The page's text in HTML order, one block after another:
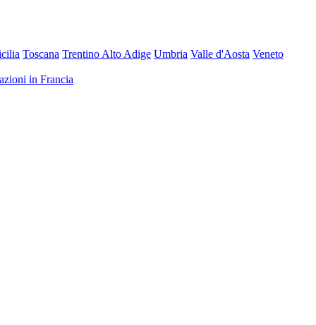
Toscana Trentino Alto Adige Umbria Valle d'Aosta Veneto
in Francia